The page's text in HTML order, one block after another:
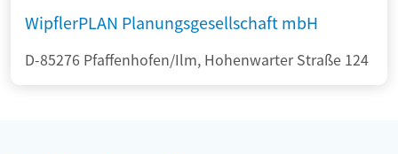
WipflerPLAN Planungsgesellschaft mbH
D-85276 Pfaffenhofen/Ilm, Hohenwarter Straße 124